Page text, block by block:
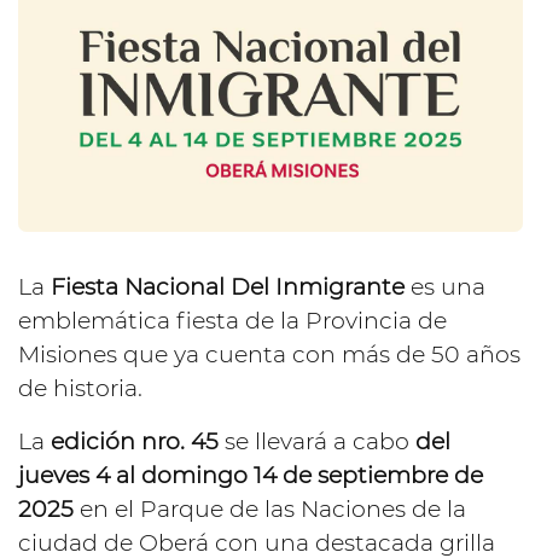
La Fiesta Nacional Del Inmigrantees una
emblemática fiesta de la Provincia de
Misiones que ya cuenta con más de 50 años
de historia.
La edición nro. 45 se llevará a cabo del
jueves 4 al domingo 14 de septiembre de
2025 en el Parque de las Naciones de la
ciudad de Oberá con una destacada grilla